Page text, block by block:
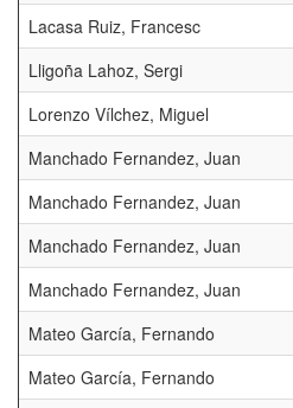
Lacasa Ruiz, Francesc
Lligoña Lahoz, Sergi
Lorenzo Vílchez, Miguel
Manchado Fernandez, Juan
Manchado Fernandez, Juan
Manchado Fernandez, Juan
Manchado Fernandez, Juan
Mateo García, Fernando
Mateo García, Fernando